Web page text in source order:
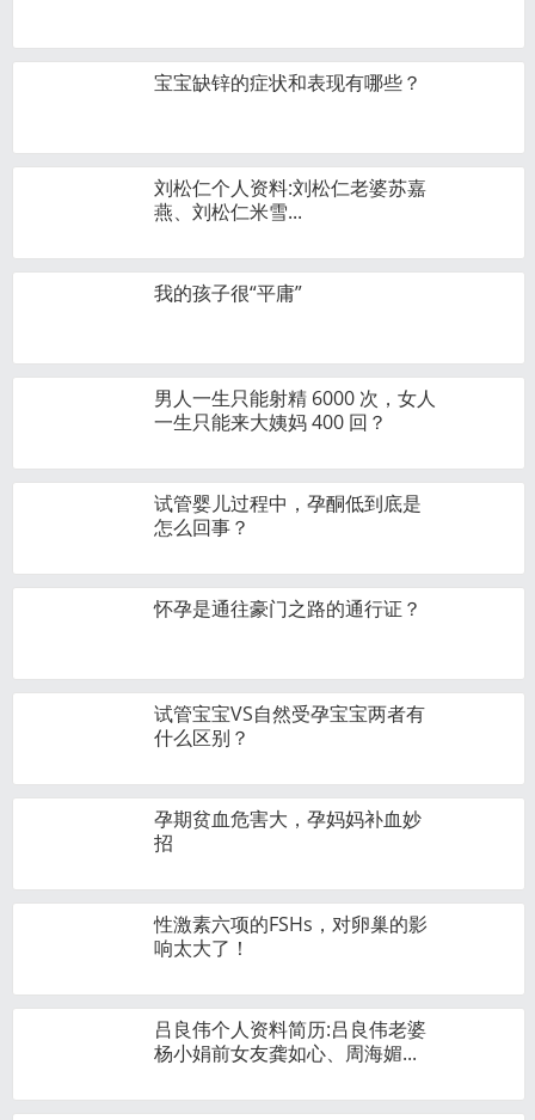
宝宝缺锌的症状和表现有哪些？
刘松仁个人资料:刘松仁老婆苏嘉
燕、刘松仁米雪...
我的孩子很“平庸”
男人一生只能射精 6000 次，女人
一生只能来大姨妈 400 回？
试管婴儿过程中，孕酮低到底是
怎么回事？
怀孕是通往豪门之路的通行证？
试管宝宝VS自然受孕宝宝两者有
什么区别？
孕期贫血危害大，孕妈妈补血妙
招
性激素六项的FSHs，对卵巢的影
响太大了！
吕良伟个人资料简历:吕良伟老婆
杨小娟前女友龚如心、周海媚...